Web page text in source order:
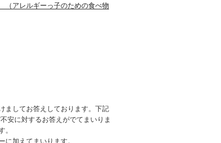
ギーっ子のための食べ物
ましてお答えしております。下記
安に対するお答えがでてまいりま
。
加えてまいります。